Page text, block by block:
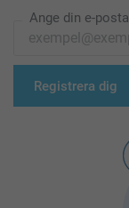
Ange din e-
Registrera dig